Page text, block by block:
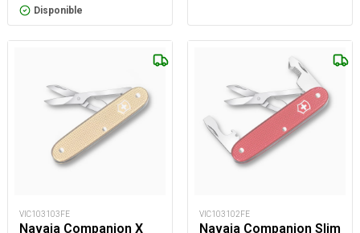
Disponible
VIC103103FE
Navaja Companion X
VIC103102FE
Navaja Companion Slim